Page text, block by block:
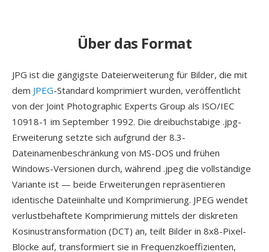
Über das Format
JPG ist die gängigste Dateierweiterung für Bilder, die mit
dem JPEG-Standard komprimiert wurden, veröffentlicht
von der Joint Photographic Experts Group als ISO/IEC
10918-1 im September 1992. Die dreibuchstabige .jpg-
Erweiterung setzte sich aufgrund der 8.3-
Dateinamenbeschränkung von MS-DOS und frühen
Windows-Versionen durch, während .jpeg die vollständige
Variante ist — beide Erweiterungen repräsentieren
identische Dateiinhalte und Komprimierung. JPEG wendet
verlustbehaftete Komprimierung mittels der diskreten
Kosinustransformation (DCT) an, teilt Bilder in 8x8-Pixel-
Blöcke auf, transformiert sie in Frequenzkoeffizienten,